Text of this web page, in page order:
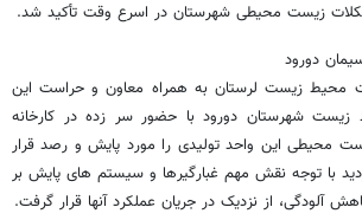
زیست محیطی شهرستان در اسرع وقت تأکید شد.
دورود
محیط زیست لرستان به همراه معاون و حراست این
شهرستان دورود با حضور سر زده در کارخانه
محیطی این واحد تولیدی را مورد پایش و رصد قرار
با توجه نقش مهم غبارگیرها و سیستم های پایش بر
آلودگی، از نزدیک در جریان عملکرد آنها قرار گرفت.